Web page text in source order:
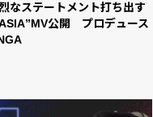
なステートメント打ち出す
公開 プロデュース